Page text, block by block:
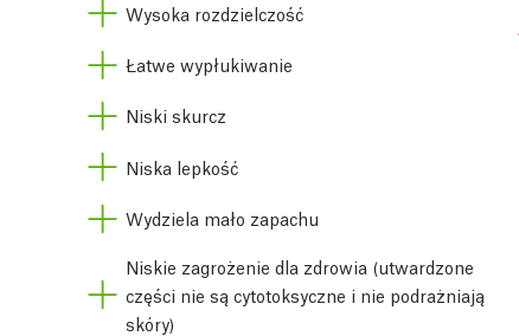
Wysoka rozdzielczość
Łatwe wypłukiwanie
Niski skurcz
Niska lepkość
Wydziela mało zapachu
Niskie zagrożenie dla zdrowia (utwardzone
części nie są cytotoksyczne i nie podrażniają
skóry)